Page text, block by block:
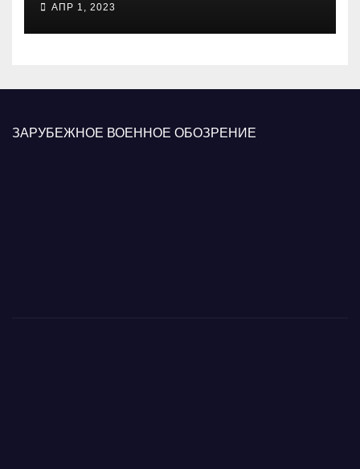
вооруженных сил Украины
АПР 1, 2023
ЗАРУБЕЖНОЕ ВОЕННОЕ ОБОЗРЕНИЕ